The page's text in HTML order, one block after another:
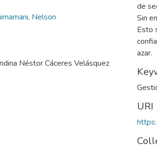
Nelson
Néstor Cáceres Velásquez
de
Sin
Esto
azar.
URI